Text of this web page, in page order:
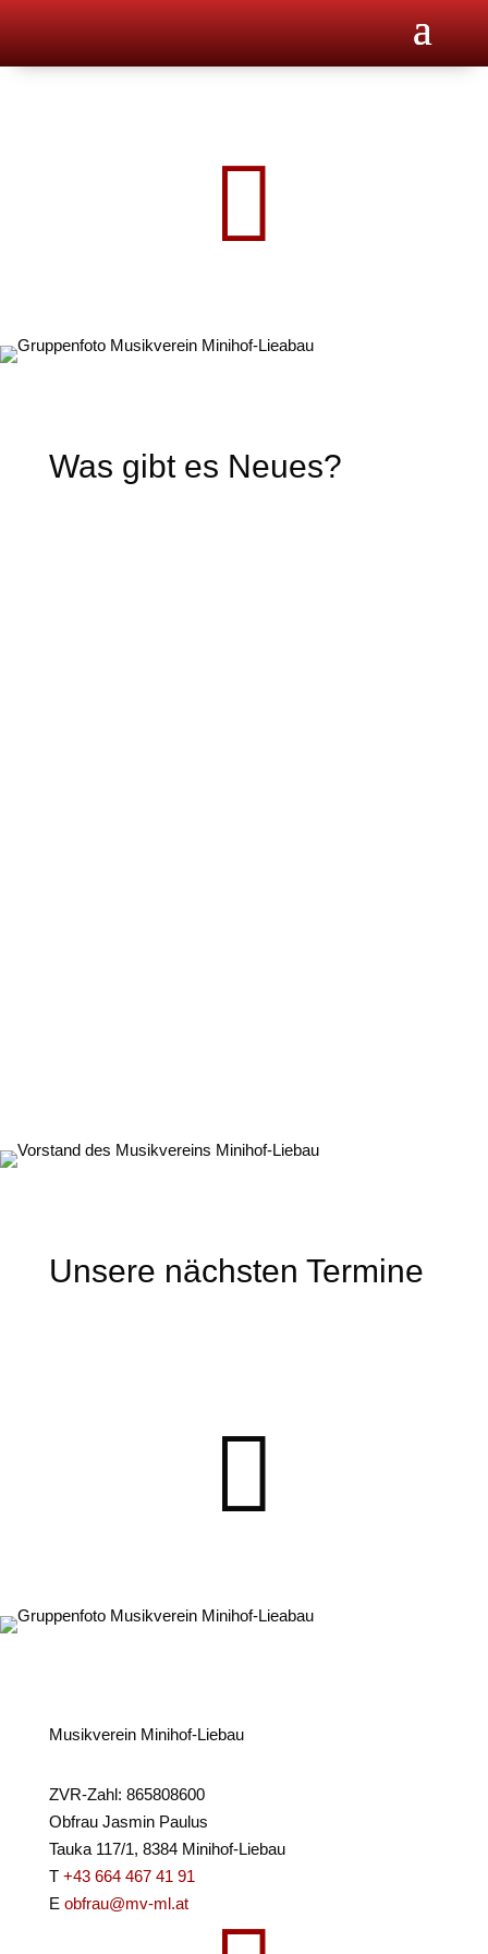

Was gibt es Neues?
Unsere nächsten Termine

Musikverein Minihof-Liebau
ZVR-Zahl: 865808600
Obfrau Jasmin Paulus
Tauka 117/1, 8384 Minihof-Liebau
T +43 664 467 41 91
E obfrau@mv-ml.at